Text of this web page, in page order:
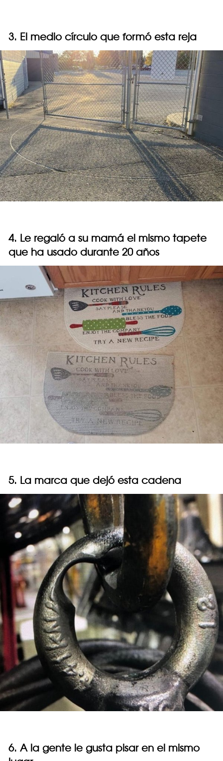
3. El medio círculo que formó esta reja
4. Le regaló a su mamá el mismo tapete
que ha usado durante 20 años
5. La marca que dejó esta cadena
6. A la gente le gusta pisar en el mismo